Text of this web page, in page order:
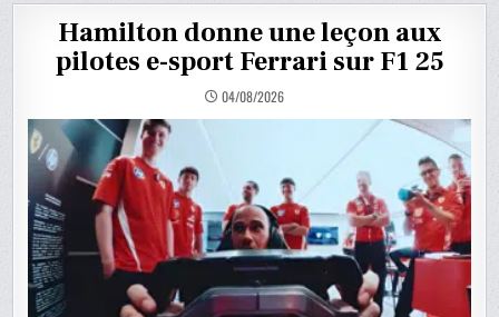
Hamilton donne une leçon aux
pilotes e-sport Ferrari sur F1 25
04/08/2026